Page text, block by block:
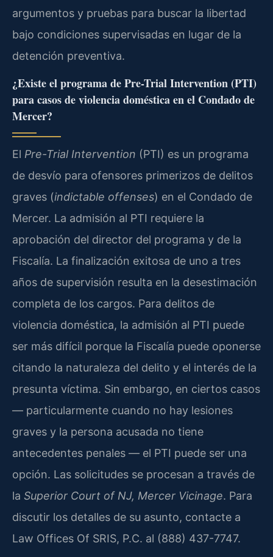
argumentos y pruebas para buscar la libertad
bajo condiciones supervisadas en lugar de la
detención preventiva.
¿Existe el programa de Pre-Trial Intervention (PTI)
para casos de violencia doméstica en el Condado de
Mercer?
El Pre-Trial Intervention (PTI) es un programa
de desvío para ofensores primerizos de delitos
graves (indictable offenses) en el Condado de
Mercer. La admisión al PTI requiere la
aprobación del director del programa y de la
Fiscalía. La finalización exitosa de uno a tres
años de supervisión resulta en la desestimación
completa de los cargos. Para delitos de
violencia doméstica, la admisión al PTI puede
ser más difícil porque la Fiscalía puede oponerse
citando la naturaleza del delito y el interés de la
presunta víctima. Sin embargo, en ciertos casos
— particularmente cuando no hay lesiones
graves y la persona acusada no tiene
antecedentes penales — el PTI puede ser una
opción. Las solicitudes se procesan a través de
la Superior Court of NJ, Mercer Vicinage. Para
discutir los detalles de su asunto, contacte a
Law Offices Of SRIS, P.C. al (888) 437-7747.